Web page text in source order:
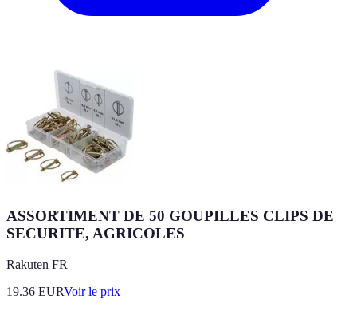
ASSORTIMENT DE 50 GOUPILLES CLIPS DE
SECURITE, AGRICOLES
Rakuten FR
19.36 EURVoir le prix